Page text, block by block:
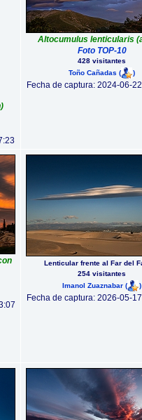
Altocumulus lenticularis
Foto TOP-10
428 visitantes
Toño Cañadas ( )
Fecha de captura: 2024-06-
Lenticular frente al Far del
254 visitantes
Imanol Zuaznabar ( )
Fecha de captura: 2026-05-